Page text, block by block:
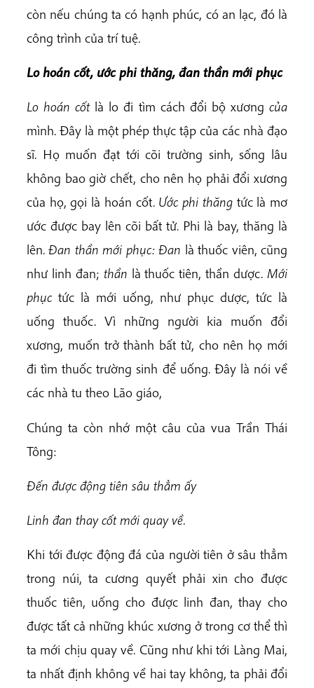
còn nếu chúng ta có hạnh phúc, có an lạc, đó là
công trình của trí tuệ.
Lo hoán cốt, ước phi thăng, đan thần mới phục
Lo hoán cốt là lo đi tìm cách đổi bộ xươngcủa
mình. Đây là một phép thực tập của các nhà đạo
sĩ. Họ muốn đạt tới cõi trường sinh, sống lâu
không bao giờ chết, cho nên họ phải đổi xương
của họ, gọi là hoán cốt. Ước phi thăngtức là mơ
ước được bay lên cõi bất tử. Phi là bay, thăng là
lên.Đan thần mới phục: Đan là thuốc viên, cũng
như linh đan; thần là thuốc tiên, thần dược.Mới
phục tức là mới uống, như phục dược, tức là
uống thuốc. Vì những người kia muốn đổi
xương, muốn trở thành bất tử, cho nên họ mới
đi tìm thuốc trường sinh để uống. Đây là nói về
các nhà tu theo Lão giáo,
Chúng ta còn nhớ một câu của vua Trần Thái
Tông:
Đến được động tiên sâu thẳm ấy
Linh đan thay cốt mới quay về.
Khi tới được động đá của người tiên ở sâu thẳm
trong núi, ta cương quyết phải xin cho được
thuốc tiên, uống cho được linh đan, thay cho
được tất cả những khúc xương ở trong cơ thể thì
ta mới chịu quay về. Cũng như khi tới Làng Mai,
ta nhất định không về hai tay không, ta phải đổi